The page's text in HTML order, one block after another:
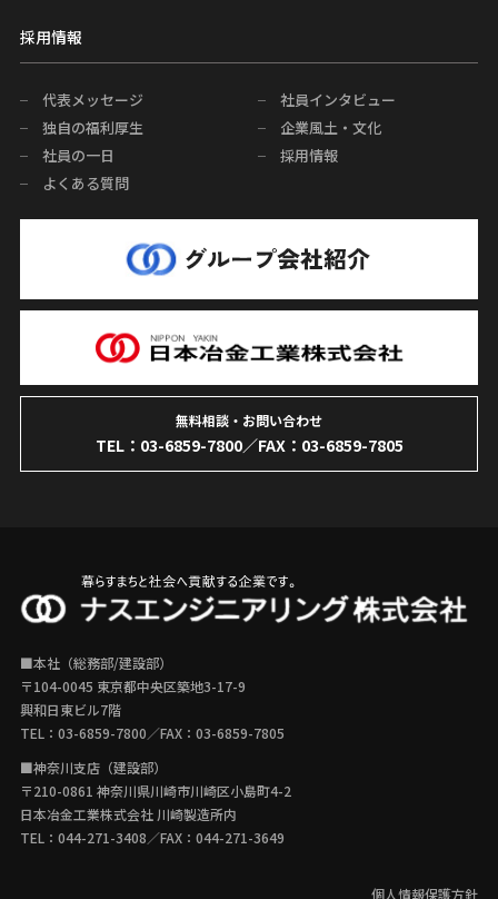
採用情報
代表メッセージ
社員インタビュー
独自の福利厚生
企業風土・文化
社員の一日
採用情報
よくある質問
無料相談・お問い合わせ
TEL： 03-6859-7800／FAX：03-6859-7805
■本社（総務部/建設部）
〒104-0045 東京都中央区築地3-17-9
興和日東ビル7階
TEL： 03-6859-7800／FAX：03-6859-7805
■神奈川支店（建設部）
〒210-0861 神奈川県川崎市川崎区小島町4-2
日本冶金工業株式会社 川崎製造所内
TEL： 044-271-3408／FAX：044-271-3649
個人情報保護方針